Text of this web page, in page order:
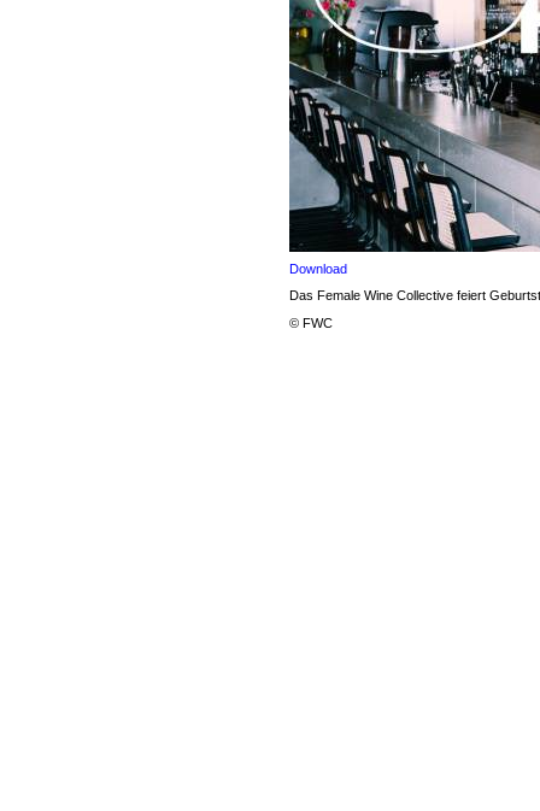
Download
Das Female Wine Collective feiert
© FWC